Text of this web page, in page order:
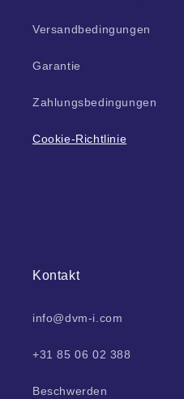
Versandbedingungen
Garantie
Zahlungsbedingungen
Cookie-Richtlinie
Kontakt
info@dvm-i.com
+31 85 06 02 388
Beschwerden